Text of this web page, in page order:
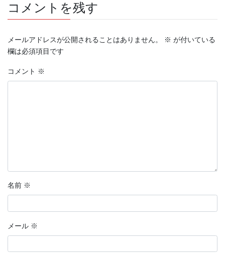
コメントを残す
メールアドレスが公開されることはありません。 ※ が付いている
欄は必須項目です
コメント ※
名前 ※
メール ※